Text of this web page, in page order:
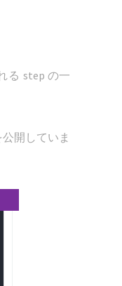
る step の一
開していま